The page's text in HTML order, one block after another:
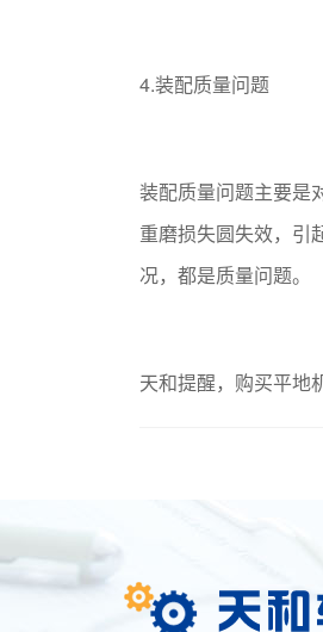
4.装配质量问题
装配质量问题主要是
重磨损失圆失效，引
况，都是质量问题。
天和提醒，购买平地